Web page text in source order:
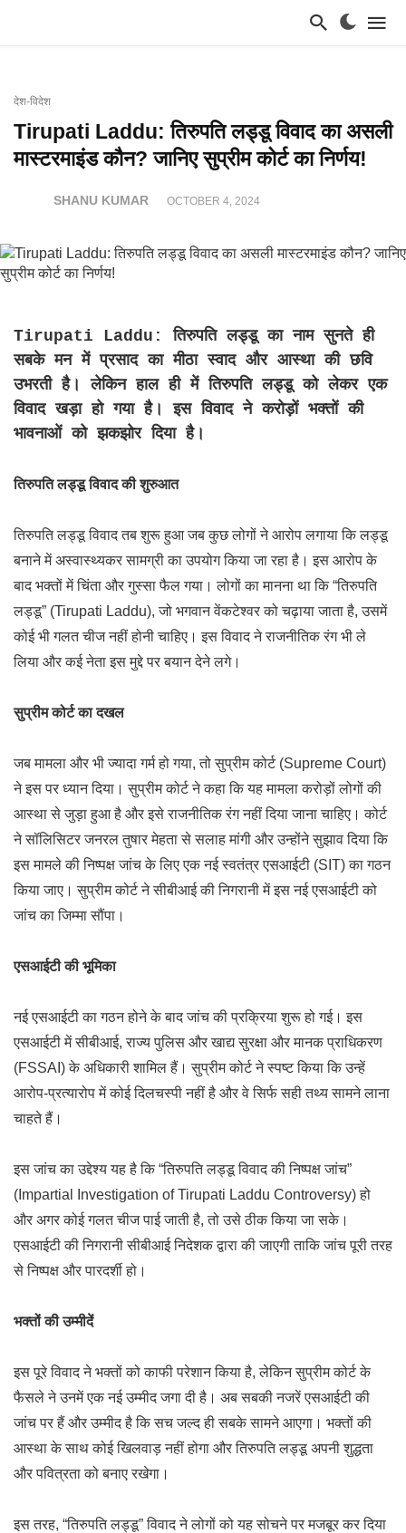
देश-विदेश
Tirupati Laddu: तिरुपति लड्डू विवाद का असली
मास्टरमाइंड कौन? जानिए सुप्रीम कोर्ट का निर्णय!
SHANU KUMAR OCTOBER 4, 2024
Tirupati Laddu: तिरुपति लड्डू का नाम सुनते ही
सबके मन में प्रसाद का मीठा स्वाद और आस्था की छवि
उभरती है। लेकिन हाल ही में तिरुपति लड्डू को लेकर एक
विवाद खड़ा हो गया है। इस विवाद ने करोड़ों भक्तों की
भावनाओं को झकझोर दिया है।
तिरुपति लड्डू विवाद की शुरुआत
तिरुपति लड्डू विवाद तब शुरू हुआ जब कुछ लोगों ने आरोप लगाया कि लड्डू
बनाने में अस्वास्थ्यकर सामग्री का उपयोग किया जा रहा है। इस आरोप के
बाद भक्तों में चिंता और गुस्सा फैल गया। लोगों का मानना था कि “तिरुपति
लड्डू” (Tirupati Laddu), जो भगवान वेंकटेश्वर को चढ़ाया जाता है, उसमें
कोई भी गलत चीज नहीं होनी चाहिए। इस विवाद ने राजनीतिक रंग भी ले
लिया और कई नेता इस मुद्दे पर बयान देने लगे।
सुप्रीम कोर्ट का दखल
जब मामला और भी ज्यादा गर्म हो गया, तो सुप्रीम कोर्ट (Supreme Court)
ने इस पर ध्यान दिया। सुप्रीम कोर्ट ने कहा कि यह मामला करोड़ों लोगों की
आस्था से जुड़ा हुआ है और इसे राजनीतिक रंग नहीं दिया जाना चाहिए। कोर्ट
ने सॉलिसिटर जनरल तुषार मेहता से सलाह मांगी और उन्होंने सुझाव दिया कि
इस मामले की निष्पक्ष जांच के लिए एक नई स्वतंत्र एसआईटी (SIT) का गठन
किया जाए। सुप्रीम कोर्ट ने सीबीआई की निगरानी में इस नई एसआईटी को
जांच का जिम्मा सौंपा।
एसआईटी की भूमिका
नई एसआईटी का गठन होने के बाद जांच की प्रक्रिया शुरू हो गई। इस
एसआईटी में सीबीआई, राज्य पुलिस और खाद्य सुरक्षा और मानक प्राधिकरण
(FSSAI) के अधिकारी शामिल हैं। सुप्रीम कोर्ट ने स्पष्ट किया कि उन्हें
आरोप-प्रत्यारोप में कोई दिलचस्पी नहीं है और वे सिर्फ सही तथ्य सामने लाना
चाहते हैं।
इस जांच का उद्देश्य यह है कि “तिरुपति लड्डू विवाद की निष्पक्ष जांच”
(Impartial Investigation of Tirupati Laddu Controversy) हो
और अगर कोई गलत चीज पाई जाती है, तो उसे ठीक किया जा सके।
एसआईटी की निगरानी सीबीआई निदेशक द्वारा की जाएगी ताकि जांच पूरी तरह
से निष्पक्ष और पारदर्शी हो।
भक्तों की उम्मीदें
इस पूरे विवाद ने भक्तों को काफी परेशान किया है, लेकिन सुप्रीम कोर्ट के
फैसले ने उनमें एक नई उम्मीद जगा दी है। अब सबकी नजरें एसआईटी की
जांच पर हैं और उम्मीद है कि सच जल्द ही सबके सामने आएगा। भक्तों की
आस्था के साथ कोई खिलवाड़ नहीं होगा और तिरुपति लड्डू अपनी शुद्धता
और पवित्रता को बनाए रखेगा।
इस तरह, “तिरुपति लड्डू” विवाद ने लोगों को यह सोचने पर मजबूर कर दिया